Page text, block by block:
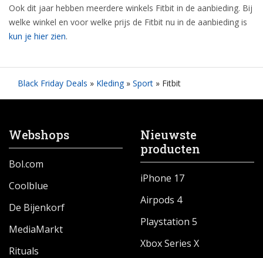
Ook dit jaar hebben meerdere winkels Fitbit in de aanbieding. Bij
welke winkel en voor welke prijs de Fitbit nu in de aanbieding is
kun je hier zien.
Black Friday Deals » Kleding» Sport » Fitbit
Webshops
Bol.com
Coolblue
De Bijenkorf
MediaMarkt
Rituals
Nieuwste
producten
iPhone 17
Airpods 4
Playstation 5
Xbox Series X